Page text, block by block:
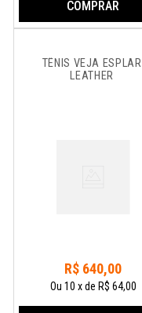
COMPRAR
TÊNIS VEJA ESPLAR
LEATHER
R$ 640,00
Ou 10 xde R$ 64,00